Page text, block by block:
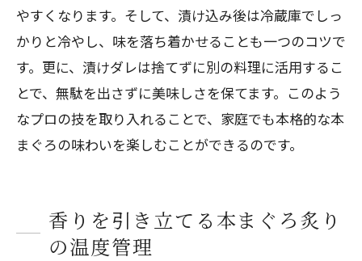
やすくなります。そして、漬け込み後は冷蔵庫でしっ
かりと冷やし、味を落ち着かせることも一つのコツで
す。更に、漬けダレは捨てずに別の料理に活用するこ
とで、無駄を出さずに美味しさを保てます。このよう
なプロの技を取り入れることで、家庭でも本格的な本
まぐろの味わいを楽しむことができるのです。
香りを引き立てる本まぐろ炙り
の温度管理